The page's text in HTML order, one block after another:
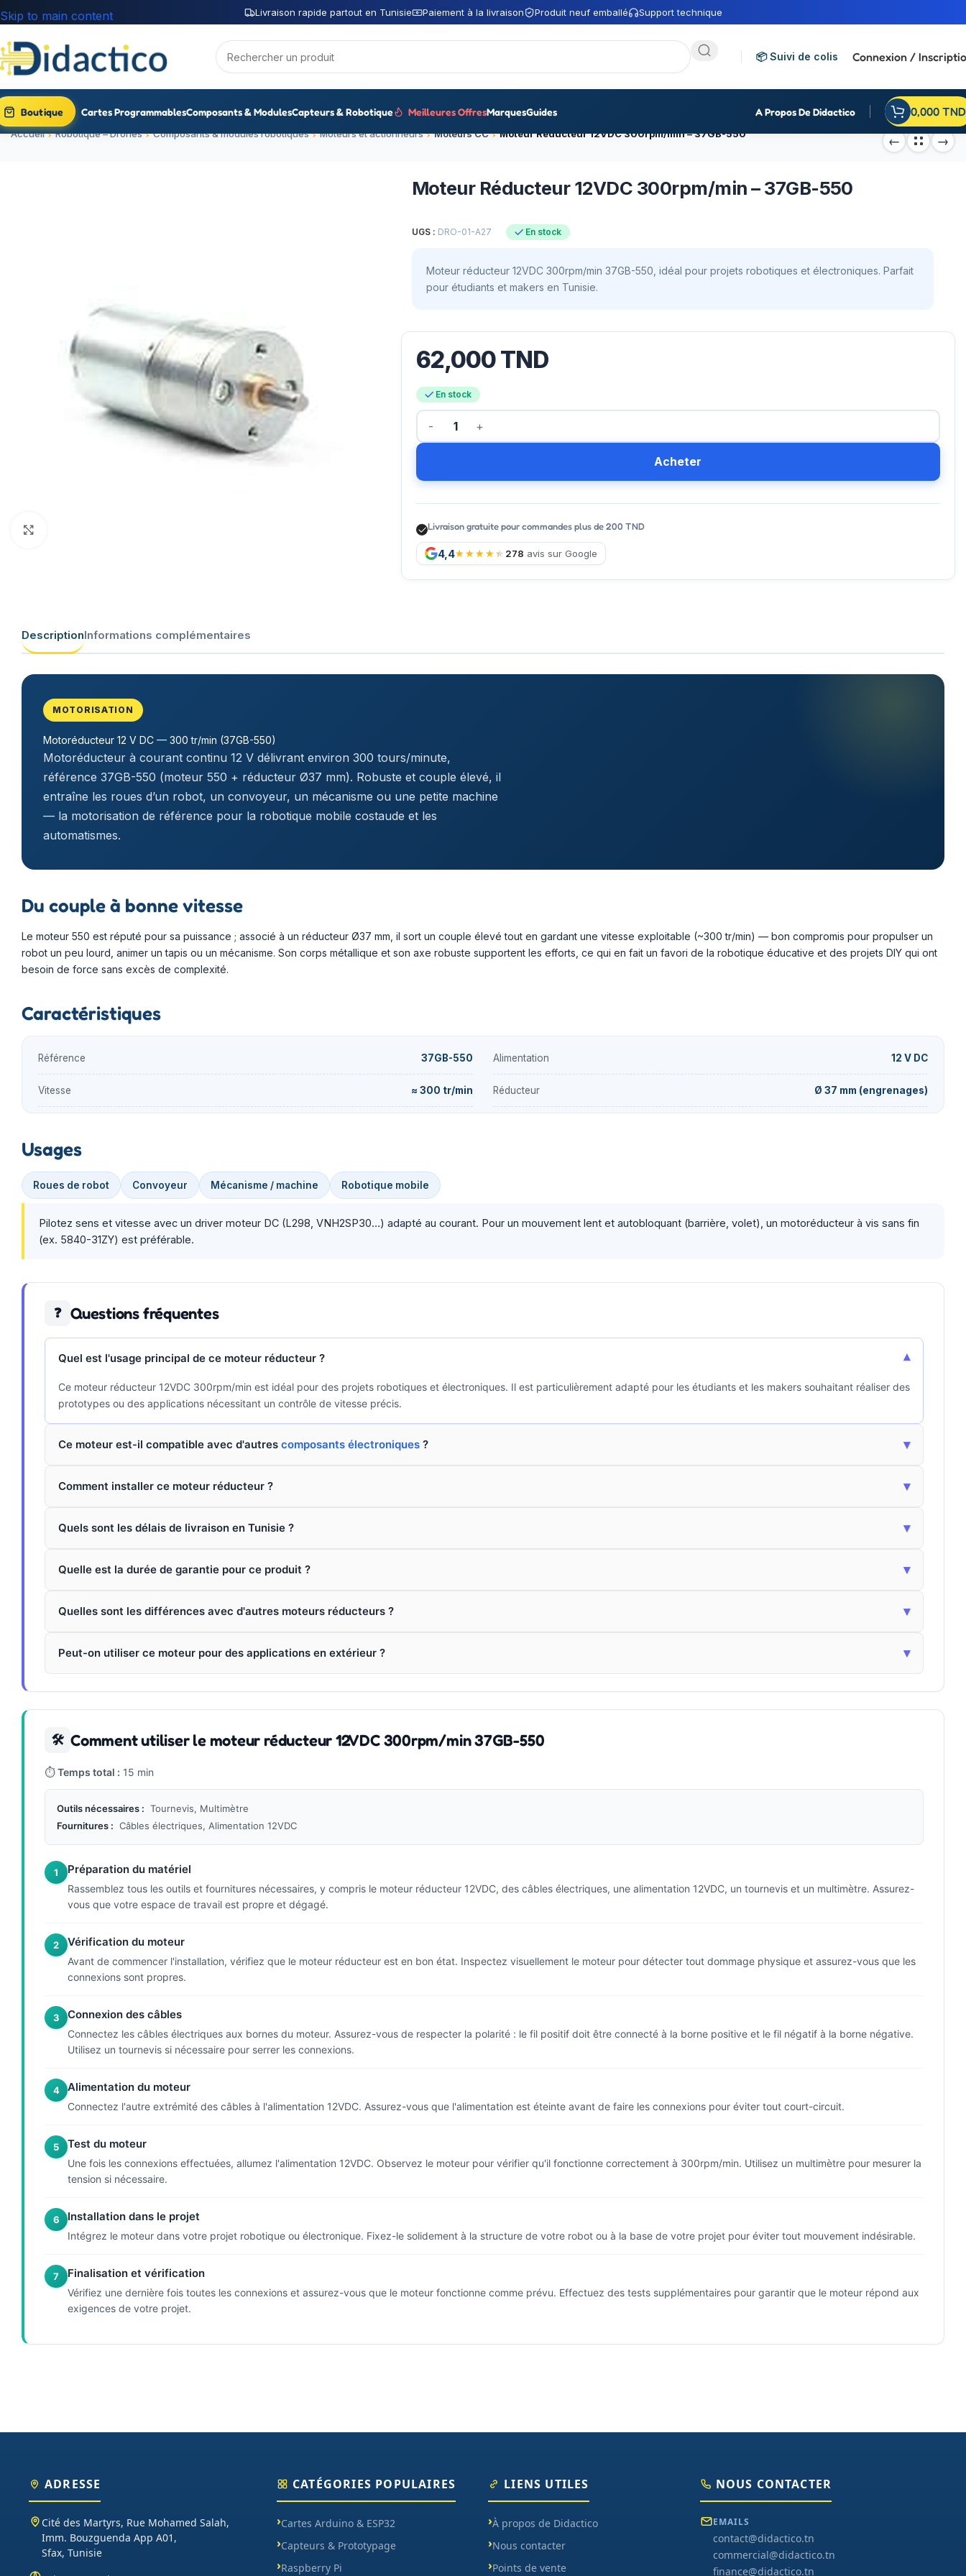
Livraison rapide partout en Tunisie Paiement à la livraison Produit neuf emballé Support technique
Skip to main content
📦 Suivi de colis Connexion /
Boutique Cartes ProgrammablesComposants & ModulesCapteurs & Robotique Meilleures OffresMarquesGuides A Propos De Didactico 0,000 TND
Accueil Robotique – Drones Composants & modules robotiques Moteurs et actionneurs Moteurs CC Moteur Réducteur 12VDC 300rpm/min – 37GB-550
Moteur Réducteur 12VDC 300rpm/min – 37GB-550
UGS : DRO-01-A27 En stock
Moteur réducteur 12VDC 300rpm/min 37GB-550, idéal pour projets robotiques et électroniques. Parfait
pour étudiants et makers en Tunisie.
62,000TND
En stock
Acheter
Livraison gratuite pour commandes plus de 200 TND
4,4 278 avis sur Google
DescriptionInformations complémentaires
MOTORISATION
Motoréducteur 12 V DC — 300 tr/min (37GB-550)
Motoréducteur à courant continu 12 V délivrant environ 300 tours/minute,
référence 37GB-550 (moteur 550 + réducteur Ø37 mm). Robuste et couple élevé, il
entraîne les roues d’un robot, un convoyeur, un mécanisme ou une petite machine
— la motorisation de référence pour la robotique mobile costaude et les
automatismes.
Du couple à bonne vitesse
Le moteur 550 est réputé pour sa puissance ; associé à un réducteur Ø37 mm, il sort un couple élevé tout en gardant une vitesse exploitable (~300 tr/min) — bon compromis pour propulser un
robot un peu lourd, animer un tapis ou un mécanisme. Son corps métallique et son axe robuste supportent les efforts, ce qui en fait un favori de la robotique éducative et des projets DIY qui ont
besoin de force sans excès de complexité.
Caractéristiques
Référence 37GB-550 Alimentation 12 V DC
Vitesse ≈ 300 tr/min Réducteur Ø 37 mm (engrenages)
Usages
Roues de robot Convoyeur Mécanisme / machine Robotique mobile
Pilotez sens et vitesse avec un driver moteur DC (L298, VNH2SP30…) adapté au courant. Pour un mouvement lent et autobloquant (barrière, volet), un motoréducteur à vis sans fin
(ex. 5840-31ZY) est préférable.
❓ Questions fréquentes
Quel est l'usage principal de ce moteur réducteur ? ▾
Ce moteur réducteur 12VDC 300rpm/min est idéal pour des projets robotiques et électroniques. Il est particulièrement adapté pour les étudiants et les makers souhaitant réaliser des
prototypes ou des applications nécessitant un contrôle de vitesse précis.
Ce moteur est-il compatible avec d'autres composants électroniques ? ▾
Comment installer ce moteur réducteur ? ▾
Quels sont les délais de livraison en Tunisie ? ▾
Quelle est la durée de garantie pour ce produit ? ▾
Quelles sont les différences avec d'autres moteurs réducteurs ? ▾
Peut-on utiliser ce moteur pour des applications en extérieur ? ▾
🛠 Comment utiliser le moteur réducteur 12VDC 300rpm/min 37GB-550
⏱Temps total : 15 min
Outils nécessaires : Tournevis, Multimètre
Fournitures : Câbles électriques, Alimentation 12VDC
1 Préparation du matériel
Rassemblez tous les outils et fournitures nécessaires, y compris le moteur réducteur 12VDC, des câbles électriques, une alimentation 12VDC, un tournevis et un multimètre. Assurez-
vous que votre espace de travail est propre et dégagé.
2 Vérification du moteur
Avant de commencer l'installation, vérifiez que le moteur réducteur est en bon état. Inspectez visuellement le moteur pour détecter tout dommage physique et assurez-vous que les
connexions sont propres.
3 Connexion des câbles
Connectez les câbles électriques aux bornes du moteur. Assurez-vous de respecter la polarité : le fil positif doit être connecté à la borne positive et le fil négatif à la borne négative.
Utilisez un tournevis si nécessaire pour serrer les connexions.
4 Alimentation du moteur
Connectez l'autre extrémité des câbles à l'alimentation 12VDC. Assurez-vous que l'alimentation est éteinte avant de faire les connexions pour éviter tout court-circuit.
5 Test du moteur
Une fois les connexions effectuées, allumez l'alimentation 12VDC. Observez le moteur pour vérifier qu'il fonctionne correctement à 300rpm/min. Utilisez un multimètre pour mesurer la
tension si nécessaire.
6 Installation dans le projet
Intégrez le moteur dans votre projet robotique ou électronique. Fixez-le solidement à la structure de votre robot ou à la base de votre projet pour éviter tout mouvement indésirable.
7 Finalisation et vérification
Vérifiez une dernière fois toutes les connexions et assurez-vous que le moteur fonctionne comme prévu. Effectuez des tests supplémentaires pour garantir que le moteur répond aux
exigences de votre projet.
ADRESSE
Cité des Martyrs, Rue Mohamed Salah,
Imm. Bouzguenda App A01,
Sfax, Tunisie
CATÉGORIES POPULAIRES
Cartes Arduino & ESP32
Capteurs & Prototypage
Raspberry Pi
LIENS UTILES
À propos de Didactico
Nous contacter
Points de vente
NOUS CONTACTER
EMAILS
contact@didactico.tn
commercial@didactico.tn
finance@didactico.tn